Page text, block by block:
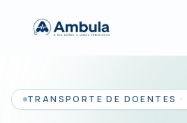
TRANSPORTE DE DOENTES ·